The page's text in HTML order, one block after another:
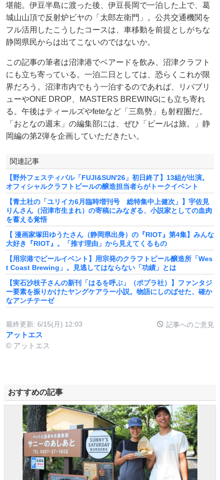
堪能。伊豆半島に渡った後、伊豆長岡で一泊した上で、葛
城山山頂で反射炉ビヤの「太郎左衛門」。公共交通機関を
フル活用したこうしたコースは、車移動を前提としがちな
静岡県民からは出てこないのではないか。
この記事の筆者は沼津港でベアードを飲み、沼津クラフト
にも立ち寄っている。一泊二日としては、恐らくこれが限
界だろう。沼津市内でもう一泊するのであれば、リパブリ
ューやONE DROP、MASTERS BREWINGにも立ち寄れ
る。午後はティールズやfeteなど「三島勢」も射程圏だ。
「おとなの週末」の編集部には、ぜひ「ビールは旅。」静
岡編の第2弾を企画していただきたい。
関連記事
【野外フェスティバル「FUJI&SUN'26」初日終了】13組が出演。
オフィシャルクラフトビールの醸造担当者らがトークイベント
​【青土社の「ユリイカ6月臨時増刊号 総特集中上健次」】宇佐見
りんさん（沼津市生まれ）の寄稿にみなぎる、小説家としての血肉
を蓄える覚悟
【 漫画家塚田ゆうたさん（静岡県出身）の『RIOT』第4集】みんな
大好き『RIOT』。「推す理由」から見えてくるもの
【用宗港でビールイベント】用宗発のクラフトビール醸造所「Wes
t Coast Brewing」。見逃してはならない「功績」とは
​【実石沙枝子さんの新刊「はるを呼ぶ」（ポプラ社）】ファンタジ
ー要素を振りかけたヤングケアラー小説。物語にしのばせた、確か
なアンチテーゼ
最終更新: 6/15(月) 12:03 記事へのご意見
アットエス
© アットエス
おすすめの記事